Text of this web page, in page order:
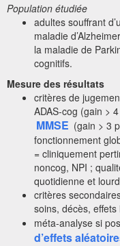
Population étudiée
adultes souffrant
maladie
la maladie de
cognitifs.
Mesure des résultats
critères de
ADAS-cog (gain >
MMSE (gain > 3
fonctionnement
= cliniquement
noncog, NPI ;
quotidienne et
critères
soins, décès,
méta-analyse si
d’effets